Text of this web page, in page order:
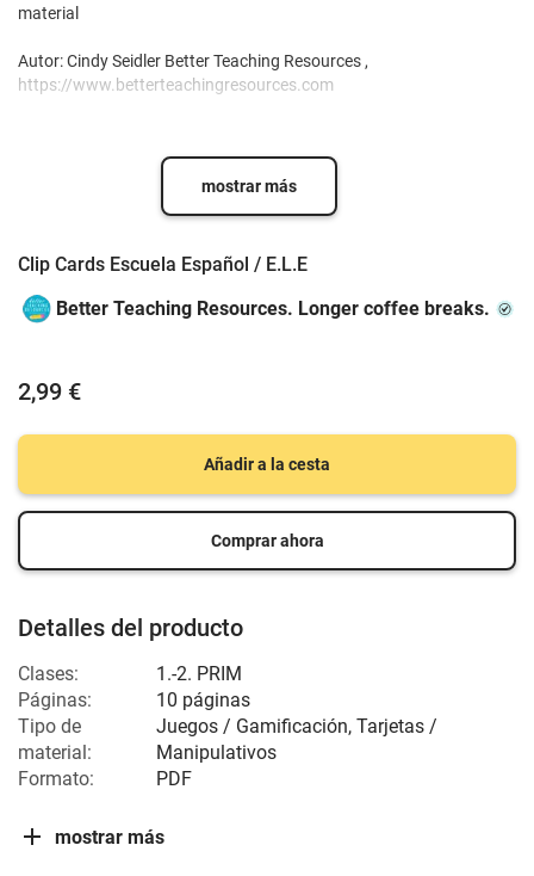
material
Autor: Cindy Seidler Better Teaching Resources ,
https://www.betterteachingresources.com
mostrar más
Clip Cards Escuela Español / E.L.E
Better Teaching Resources. Longer coffee breaks.
2,99 €
Añadir a la cesta
Comprar ahora
Detalles del producto
Clases:
1.-2. PRIM
Páginas:
10 páginas
Tipo de
material:
Juegos / Gamificación, Tarjetas /
Manipulativos
Formato:
PDF
mostrar más